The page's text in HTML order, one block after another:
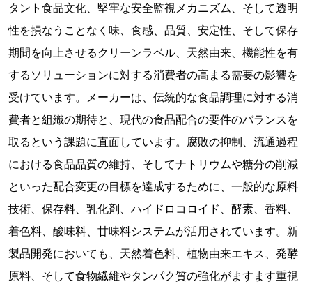
タント食品文化、堅牢な安全監視メカニズム、そして透明
性を損なうことなく味、食感、品質、安定性、そして保存
期間を向上させるクリーンラベル、天然由来、機能性を有
するソリューションに対する消費者の高まる需要の影響を
受けています。メーカーは、伝統的な食品調理に対する消
費者と組織の期待と、現代の食品配合の要件のバランスを
取るという課題に直面しています。腐敗の抑制、流通過程
における食品品質の維持、そしてナトリウムや糖分の削減
といった配合変更の目標を達成するために、一般的な原料
技術、保存料、乳化剤、ハイドロコロイド、酵素、香料、
着色料、酸味料、甘味料システムが活用されています。新
製品開発においても、天然着色料、植物由来エキス、発酵
原料、そして食物繊維やタンパク質の強化がますます重視